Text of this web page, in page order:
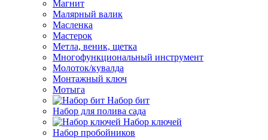
Магнит
Малярный валик
Масленка
Мастерок
Метла, веник, щетка
Многофункциональный инструмент
Молоток/кувалда
Монтажный ключ
Мотыга
Набор бит
Набор для полива сада
Набор ключей
Набор пробойников